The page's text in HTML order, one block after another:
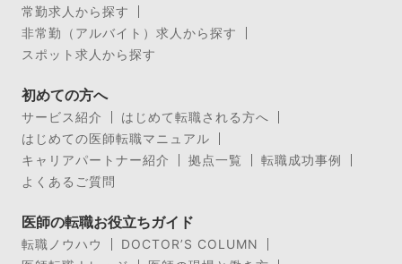
常勤求人から探す
非常勤（アルバイト）求人から探す
スポット求人から探す
初めての方へ
サービス紹介
はじめて転職される方へ
はじめての医師転職マニュアル
キャリアパートナー紹介
拠点一覧
転職成功事例
よくあるご質問
医師の転職お役立ちガイド
転職ノウハウ
DOCTOR’S COLUMN